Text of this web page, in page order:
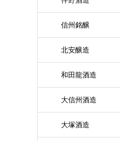
信州銘醸
北安醸造
和田龍酒造
大信州酒造
大塚酒造